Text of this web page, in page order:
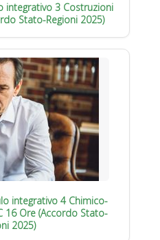
integrativo 3 Costruzioni
Stato-Regioni 2025)
integrativo 4 Chimico-
16 Ore (Accordo Stato-
2025)